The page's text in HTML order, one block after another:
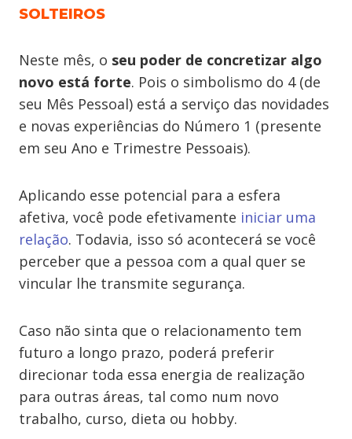
SOLTEIROS
Neste mês, o seu poder de concretizar algo
novo está forte. Pois o simbolismo do 4 (de
seu Mês Pessoal) está a serviço das novidades
e novas experiências do Número 1 (presente
em seu Ano e Trimestre Pessoais).
Aplicando esse potencial para a esfera
afetiva, você pode efetivamente iniciar uma
relação. Todavia, isso só acontecerá se você
perceber que a pessoa com a qual quer se
vincular lhe transmite segurança.
Caso não sinta que o relacionamento tem
futuro a longo prazo, poderá preferir
direcionar toda essa energia de realização
para outras áreas, tal como num novo
trabalho, curso, dieta ou hobby.